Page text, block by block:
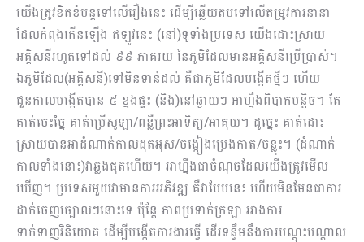
យើងត្រូវខិតខំបន្តទៅលើរឿងនេះ ដើម្បីឆ្លើយតបទៅលើតម្រូវការនានា
ដែលកំពុងកើនឡើង ឥឡូវនេះ (នៅ)ទូទាំងប្រទេស យើងដោះស្រាយ
អគ្គិសនីរហូតទៅដល់ ៩៩ ភាគរយ នៃភូមិដែលមានអគ្គិសនីប្រើប្រាស់។
ឯភូមិដែល(អគ្គិសនី)ទៅមិនទាន់ដល់ គឺជាភូមិដែលបង្កើតថ្មីៗ ហើយ
ជួនកាលបង្កើតបាន ៥ ខ្នងផ្ទះ (និង)នៅឆ្ងាយៗ អាហ្នឹងពិបាកបន្តិច។ តែ
គាត់ចេះច្នៃ គាត់ប្រើសូឡា/ពន្លឺព្រះអាទិត្យ/អាគុយ។ ដូច្នេះ គាត់ដោះ
ស្រាយបានអាដំណាក់កាលដុតអុស/ចង្កៀងប្រេងកាត/ចន្លុះ។ (ដំណាក់
កាលទាំងនោះ)វាឆ្លងផុតហើយ។ អាហ្នឹងជាចំណុចដែលយើងត្រូវមើល
ឃើញ។ ប្រទេសមួយវាមានការអភិវឌ្ឍ គឺវាបែបនេះ ហើយមិនមែនជាការ
ដាក់ចេញច្បោលៗនោះទេ ប៉ុន្តែ ភាពប្រទាក់ក្រឡា រវាងការ
ទាក់ទាញវិនិយោគ ដើម្បីបង្កើតការងារធ្វើ ដើរទន្ទឹមនឹងការបណ្ដុះបណ្ដាល